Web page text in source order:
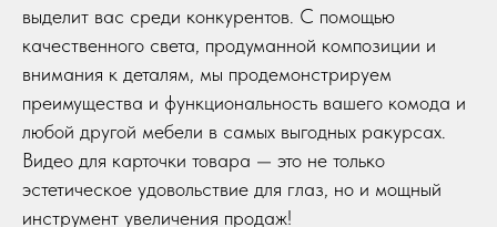
выделит вас среди конкурентов. С помощью
качественного света, продуманной композиции и
внимания к деталям, мы продемонстрируем
преимущества и функциональность вашего комода и
любой другой мебели в самых выгодных ракурсах.
Видео для карточки товара — это не только
эстетическое удовольствие для глаз, но и мощный
инструмент увеличения продаж!